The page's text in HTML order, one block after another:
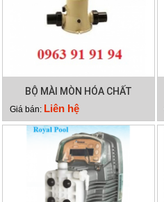
BỘ MÀI MÒN HÓA CHẤT
EMAUX CL-02
Giá bán: Liên hệ